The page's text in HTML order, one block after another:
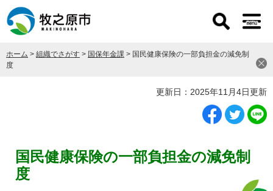
ー
先
頭
ニ
を
飛
ホーム > 組織でさがす > 国保年金課 > 国民健康保険の一部負担金の減免制
度
更新日：2025年11月4日更新
国民健康保険の一部負担金の減免制
度